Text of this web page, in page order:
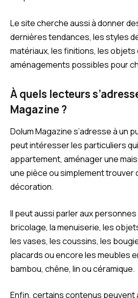
Le site cherche aussi à donner
dernières tendances, les styles
matériaux, les finitions, les
aménagements possibles pour
À quels lecteurs
Magazine ?
Dolum Magazine s’adresse à un
peut intéresser les particuliers
appartement, aménager une
une pièce ou simplement trouver
décoration.
Il peut aussi parler aux personnes
bricolage, la menuiserie, les
les vases, les coussins, les
placards ou encore les meubles
bambou, chêne, lin ou céramique.
Enfin, certains contenus